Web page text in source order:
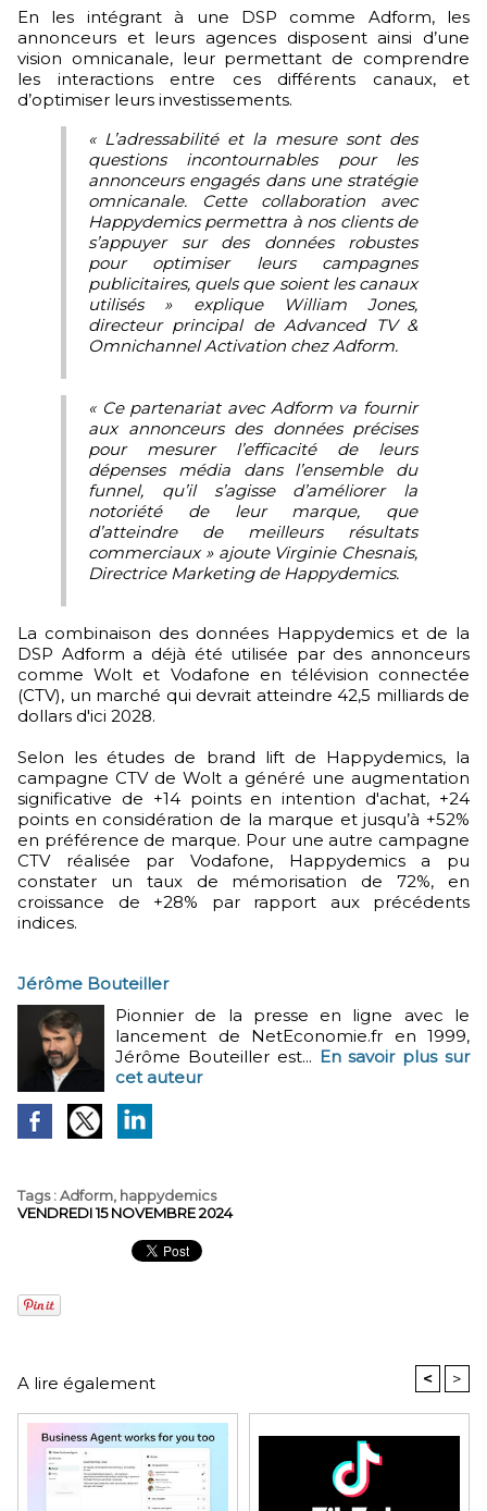
En les intégrant à une DSP comme Adform, les
annonceurs et leurs agences disposent ainsi d’une
vision omnicanale, leur permettant de comprendre
les interactions entre ces différents canaux, et
d’optimiser leurs investissements.
« L’adressabilité et la mesure sont des
questions incontournables pour les
annonceurs engagés dans une stratégie
omnicanale. Cette collaboration avec
Happydemics permettra à nos clients de
s’appuyer sur des données robustes
pour optimiser leurs campagnes
publicitaires, quels que soient les canaux
utilisés » explique William Jones,
directeur principal de Advanced TV &
Omnichannel Activation chez Adform.
« Ce partenariat avec Adform va fournir
aux annonceurs des données précises
pour mesurer l’efficacité de leurs
dépenses média dans l’ensemble du
funnel, qu’il s’agisse d’améliorer la
notoriété de leur marque, que
d’atteindre de meilleurs résultats
commerciaux » ajoute Virginie Chesnais,
Directrice Marketing de Happydemics.
La combinaison des données Happydemics et de la
DSP Adform a déjà été utilisée par des annonceurs
comme Wolt et Vodafone en télévision connectée
(CTV), un marché qui devrait atteindre 42,5 milliards de
dollars d'ici 2028.
Selon les études de brand lift de Happydemics, la
campagne CTV de Wolt a généré une augmentation
significative de +14 points en intention d'achat, +24
points en considération de la marque et jusqu’à +52%
en préférence de marque. Pour une autre campagne
CTV réalisée par Vodafone, Happydemics a pu
constater un taux de mémorisation de 72%, en
croissance de +28% par rapport aux précédents
indices.
Jérôme Bouteiller
Pionnier de la presse en ligne avec le
lancement de NetEconomie.fr en 1999,
Jérôme Bouteiller est... En savoir plus sur
cet auteur
Tags:Adform, happydemics
VENDREDI 15 NOVEMBRE 2024
A lire également < >